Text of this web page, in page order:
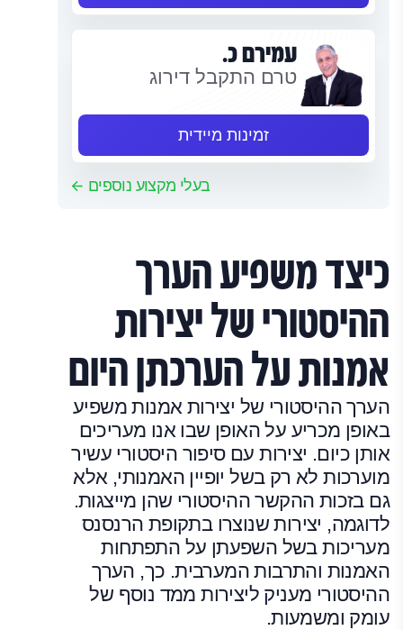
עמירם כ.
טרם התקבל דירוג
זמינות מיידית
בעלי מקצוע נוספים
כיצד משפיע הערך
ההיסטורי של יצירות
אמנות על הערכתן היום
הערך ההיסטורי של יצירות אמנות משפיע
באופן מכריע על האופן שבו אנו מעריכים
אותן כיום. יצירות עם סיפור היסטורי עשיר
מוערכות לא רק בשל יופיין האמנותי, אלא
גם בזכות ההקשר ההיסטורי שהן מייצגות.
לדוגמה, יצירות שנוצרו בתקופת הרנסנס
מעריכות בשל השפעתן על התפתחות
האמנות והתרבות המערבית. כך, הערך
ההיסטורי מעניק ליצירות ממד נוסף של
עומק ומשמעות.